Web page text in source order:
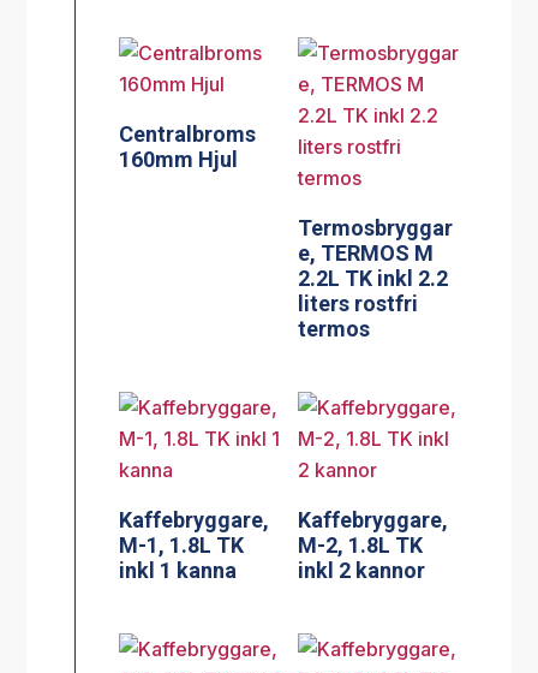
Centralbroms
160mm Hjul
Termosbryggar
e, TERMOS M
2.2L TK inkl 2.2
liters rostfri
termos
Kaffebryggare,
M-1, 1.8L TK
inkl 1 kanna
Kaffebryggare,
M-2, 1.8L TK
inkl 2 kannor